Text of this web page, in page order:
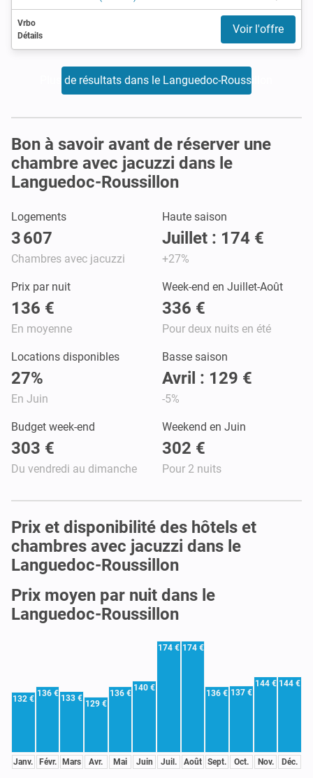
Vrbo
Détails
Voir l'offre
Plus de résultats dans le Languedoc-Roussillon
Bon à savoir avant de réserver une
chambre avec jacuzzi dans le
Languedoc-Roussillon
Logements
3 607
Chambres avec jacuzzi
Haute saison
Juillet : 174 €
+27%
Prix par nuit
136 €
En moyenne
Week-end en Juillet-Août
336 €
Pour deux nuits en été
Locations disponibles
27%
En Juin
Basse saison
Avril : 129 €
-5%
Budget week-end
303 €
Du vendredi au dimanche
Weekend en Juin
302 €
Pour 2 nuits
Prix et disponibilité des hôtels et
chambres avec jacuzzi dans le
Languedoc-Roussillon
Prix moyen par nuit dans le
Languedoc-Roussillon
132 €
Janv.
136 €
Févr.
133 €
Mars
129 €
Avr.
136 €
Mai
140 €
Juin
174 €
Juil.
174 €
Août
136 €
Sept.
137 €
Oct.
144 €
Nov.
144 €
Déc.